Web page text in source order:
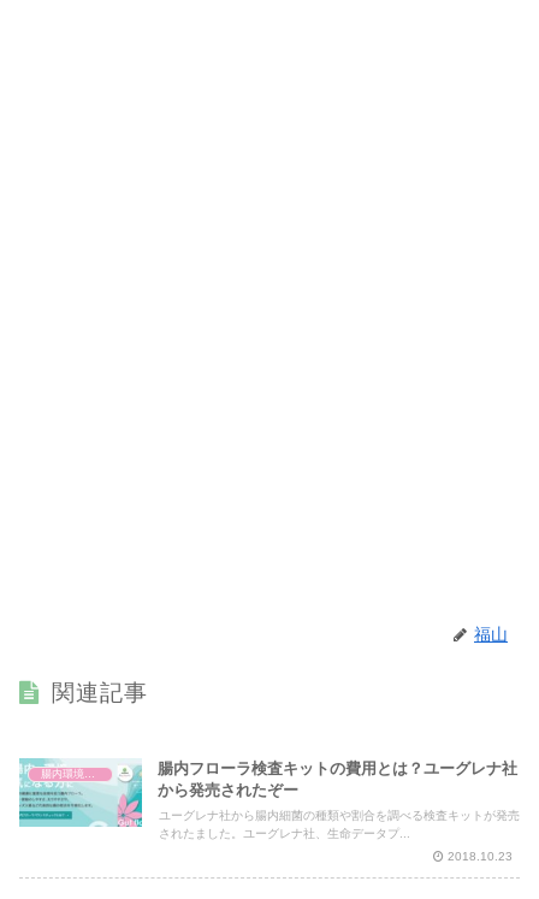
福山
関連記事
腸内フローラ検査キットの費用とは？ユーグレナ社
から発売されたぞー
ユーグレナ社から腸内細菌の種類や割合を調べる検査キットが発売
されたました。ユーグレナ社、生命データプ...
2018.10.23